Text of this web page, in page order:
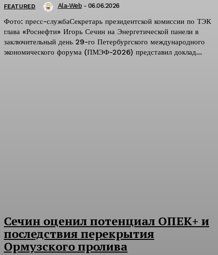
FEATURED Ala-Web - 06.06.2026
Фото: пресс-службаСекретарь президентской комиссии по ТЭК
глава «Роснефти» Игорь Сечин на Энергетической панели в
заключительный день 29-го Петербургского международного
экономического форума (ПМЭФ-2026) представил доклад...
Сечин оценил потенциал ОПЕК+ и
последствия перекрытия
Ормузского пролива